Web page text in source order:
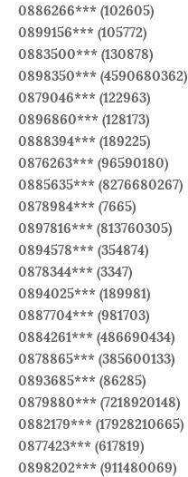
0886266*** (102605)
0899156*** (105772)
0883500*** (130878)
0898350*** (4590680362)
0879046*** (122963)
0896860*** (128173)
0888394*** (189225)
0876263*** (96590180)
0885635*** (8276680267)
0878984*** (7665)
0897816*** (813760305)
0894578*** (354874)
0878344*** (3347)
0894025*** (189981)
0887704*** (981703)
0884261*** (486690434)
0878865*** (385600133)
0893685*** (86285)
0879880*** (7218920148)
0882179*** (17928210665)
0877423*** (617819)
0898202*** (911480069)